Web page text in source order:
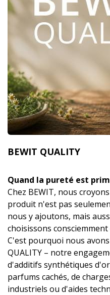
BEWIT QUALITY
Quand la pureté est
Chez BEWIT, nous
produit n'est pas
nous y ajoutons, mais
choisissons
C'est pourquoi nous
QUALITY – notre
d'additifs synthétiques
parfums cachés, de
industriels ou d'aides